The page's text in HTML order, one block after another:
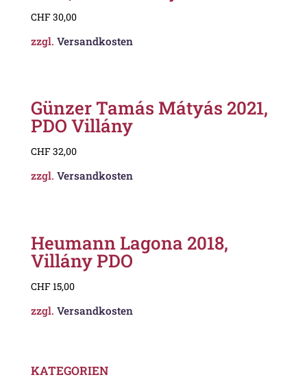
CHF 30,00
zzgl. Versandkosten
Günzer Tamás Mátyás 2021,
PDO Villány
CHF 32,00
zzgl. Versandkosten
Heumann Lagona 2018,
Villány PDO
CHF 15,00
zzgl. Versandkosten
KATEGORIEN